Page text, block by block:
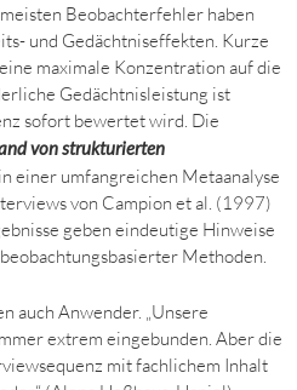
Beobachterfehler haben
und Gedächtniseffekten. Kurze
maximale Konzentration auf die
Gedächtnisleistung ist
sofort bewertet wird. Die
von strukturierten
einer umfangreichen Metaanalyse
von Campion et al. (1997)
geben eindeutige Hinweise
Methoden.
auch Anwender. „Unsere
extrem eingebunden. Aber die
mit fachlichem Inhalt